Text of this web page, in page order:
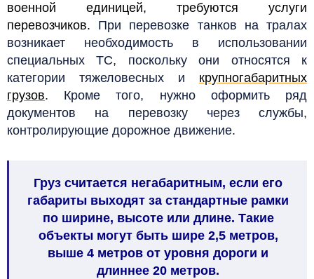
военной единицей, требуются услуги
перевозчиков. При перевозке танков на тралах
возникает необходимость в использовании
специальных ТС, поскольку они относятся к
категории тяжеловесных и крупногабаритных
грузов. Кроме того, нужно оформить ряд
документов на перевозку через службы,
контролирующие дорожное движение.
Груз считается негабаритным, если его
габариты выходят за стандартные рамки
по ширине, высоте или длине. Такие
объекты могут быть шире 2,5 метров,
выше 4 метров от уровня дороги и
длиннее 20 метров.